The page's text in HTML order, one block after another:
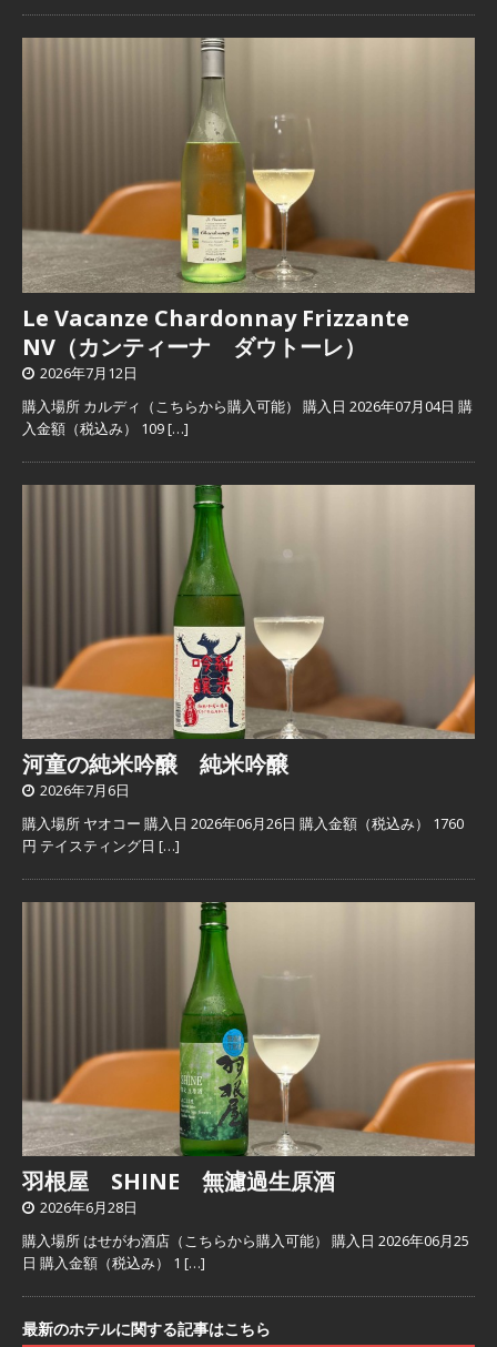
Le Vacanze Chardonnay Frizzante
NV（カンティーナ ダウトーレ）
2026年7月12日
購入場所 カルディ（こちらから購入可能） 購入日 2026年07月04日 購
入金額（税込み） 109[…]
河童の純米吟醸 純米吟醸
2026年7月6日
購入場所 ヤオコー 購入日 2026年06月26日 購入金額（税込み） 1760
円 テイスティング日 […]
羽根屋 SHINE 無濾過生原酒
2026年6月28日
購入場所 はせがわ酒店（こちらから購入可能） 購入日 2026年06月25
日 購入金額（税込み） 1 […]
最新のホテルに関する記事はこちら